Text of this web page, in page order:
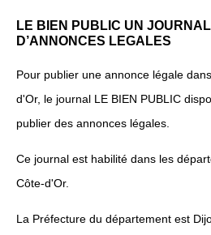
LE BIEN PUBLIC UN
D’ANNONCES LEGALES
Pour publier une annonce légale
d'Or, le journal LE BIEN PUBLIC
publier des annonces légales.
Ce journal est habilité dans les
Côte-d'Or.
La Préfecture du département est